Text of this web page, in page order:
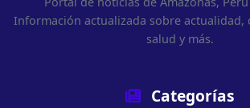
Información actualizada sobre actualidad,
salud y más.
Categorías